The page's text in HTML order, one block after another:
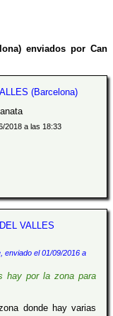
enviados por Can
(Barcelona)
2018 a las 18:33
VALLES
enviado el 01/09/2016 a
hay por la zona para
donde hay varias